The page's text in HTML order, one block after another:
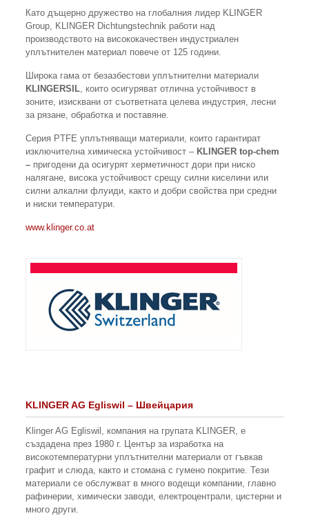
Като дъщерно дружество на глобалния лидер KLINGER
Group, KLINGER Dichtungstechnik работи над
производството на висококачествен индустриален
уплътнителен материал повече от 125 години.
Широка гама от безазбестови уплътнителни материали
KLINGERSIL, които осигуряват отлична устойчивост в
зоните, изисквани от съответната целева индустрия, лeсни
за рязане, обработка и поставяне.
Серия PTFE уплътняващи материали, които гарантират
изключителна химическа устойчивост –KLINGER top-chem
–пригодени да осигурят херметичност дори при ниско
налягане, висока устойчивост срещу силни киселини или
силни алкални флуиди, както и добри свойства при средни
и ниски температури.
www.klinger.co.at
KLINGER AG Egliswil – Швейцария
Klinger AG Egliswil, компания на групата KLINGER, е
създадена през 1980 г. Център за изработка на
високотемпературни уплътнителни материали от гъвкав
графит и слюда, както и стомана с гумено покритие. Тези
материали се обслужват в много водещи компании, главно
рафинерии, химически заводи, електроцентрали, цистерни и
много други.